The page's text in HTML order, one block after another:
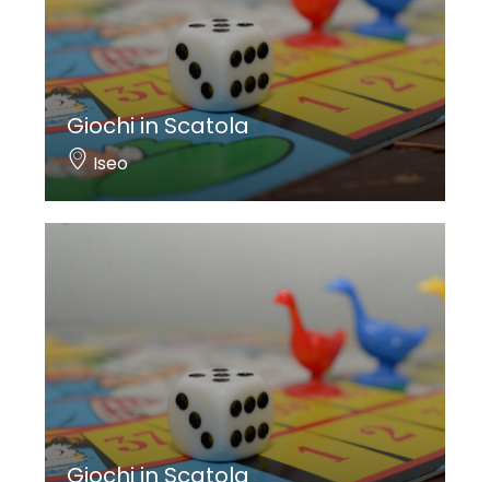
Giochi in Scatola
Iseo
Giochi in Scatola